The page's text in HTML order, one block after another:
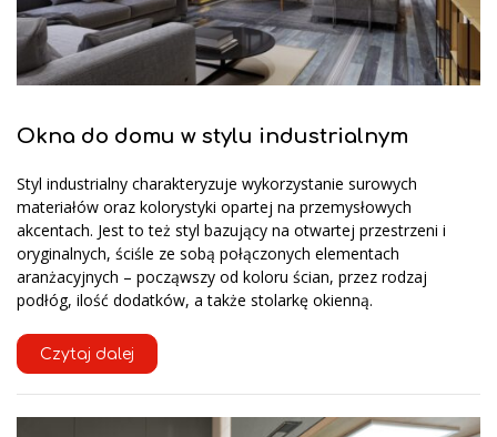
Okna do domu w stylu industrialnym
Styl industrialny charakteryzuje wykorzystanie surowych
materiałów oraz kolorystyki opartej na przemysłowych
akcentach. Jest to też styl bazujący na otwartej przestrzeni i
oryginalnych, ściśle ze sobą połączonych elementach
aranżacyjnych – począwszy od koloru ścian, przez rodzaj
podłóg, ilość dodatków, a także stolarkę okienną.
Czytaj dalej